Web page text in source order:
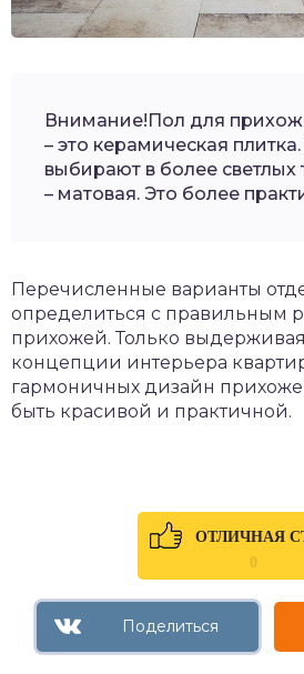
Внимание!Пол для
– это керамическая
выбирают в более светлых
– матовая. Это более
Перечисленные варианты
определиться с правильным
прихожей. Только
концепции интерьера
гармоничных дизайн
быть красивой и практичной.
ОТЛИЧНАЯ
0